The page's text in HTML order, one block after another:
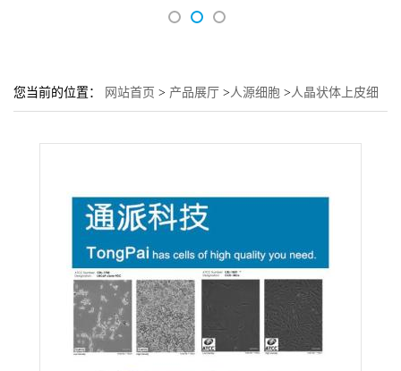
您当前的位置： 网站首页 > 产品展厅 >人源细胞 >人晶状体上皮细